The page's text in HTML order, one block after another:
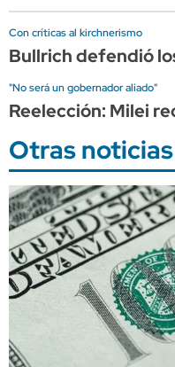
Con críticas al kirchnerismo
Bullrich defendió
"No será un gobernador aliado"
Reelección: Milei
Otras noticias